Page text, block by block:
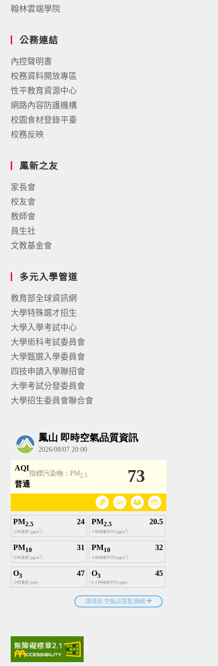
翰林雲端學院
公務連結
內控聲明書
校務資料開放專區
性平教育資源中心
網路內容防護機構
校園食材登錄平臺
校務反映
鳳新之友
家長會
校友會
教師會
員生社
文教基金會
多元入學管道
教育部全球資訊網
大學特殊選才招生
大學入學考試中心
大學術科考試委員會
大學甄選入學委員會
四技申請入學聯招會
大學考試分發委員會
大學招生委員會聯合會